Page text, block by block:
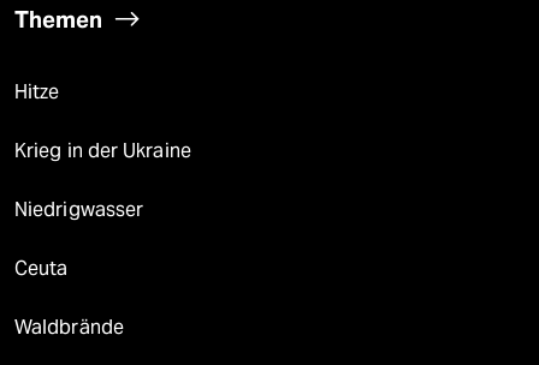
Themen
Hitze
Krieg in der Ukraine
Niedrigwasser
Ceuta
Waldbrände